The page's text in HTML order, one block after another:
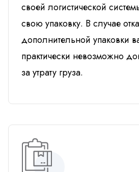
своей логистической
свою упаковку. В случае
дополнительной упаковки
практически невозможно
за утрату груза.